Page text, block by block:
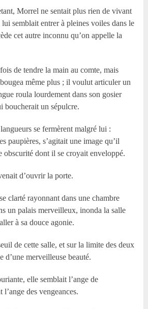
Morrel ne sentait plus rien de vivant
semblait entrer à pleines voiles dans le
cet autre inconnu qu’on appelle la
de tendre la main au comte, mais
même plus ; il voulut articuler un
roula lourdement dans son gosier
boucherait un sépulcre.
se fermèrent malgré lui :
paupières, s’agitait une image qu’il
obscurité dont il se croyait enveloppé.
d’ouvrir la porte.
clarté rayonnant dans une chambre
un palais merveilleux, inonda la salle
à sa douce agonie.
de cette salle, et sur la limite des deux
d’une merveilleuse beauté.
elle semblait l’ange de
des vengeances.